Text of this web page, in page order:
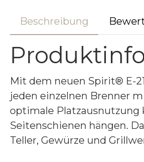
Beschreibung
Mit dem neuen Spirit® E-
jeden einzelnen Brenner
optimale Platzausnutzung
Seitenschienen hängen.
Teller, Gewürze und